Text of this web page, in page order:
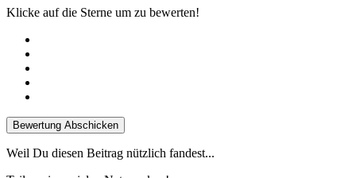
Klicke auf die Sterne um zu bewerten!
Bewertung Abschicken
Weil Du diesen Beitrag nützlich fandest...